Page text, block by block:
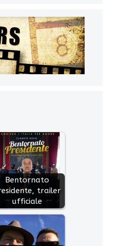
Bentornato
trailer
ufficiale